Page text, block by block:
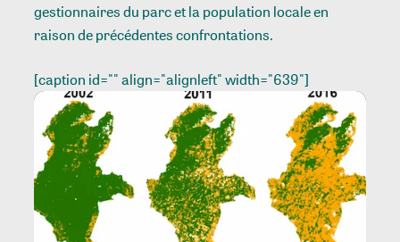
gestionnaires du parc et la population locale en
raison de précédentes confrontations.
[caption id="" align="alignleft" width="639"]